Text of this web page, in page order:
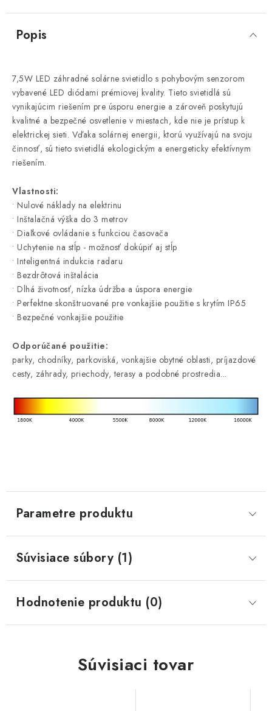
Popis
7,5W LED záhradné solárne svietidlo s pohybovým senzorom
vybavené LED diódami prémiovej kvality. Tieto svietidlá sú
vynikajúcim riešením pre úsporu energie a zároveň poskytujú
kvalitné a bezpečné osvetlenie v miestach, kde nie je prístup k
elektrickej sieti. Vďaka solárnej energii, ktorú využívajú na svoju
činnosť, sú tieto svietidlá ekologickým a energeticky efektívnym
riešením.
Vlastnosti:
• Nulové náklady na elektrinu
• Inštalačná výška do 3 metrov
• Diaľkové ovládanie s funkciou časovača
• Uchytenie na stĺp - možnosť dokúpiť aj stĺp
• Inteligentná indukcia radaru
• Bezdrôtová inštalácia
• Dlhá životnosť, nízka údržba a úspora energie
• Perfektne skonštruované pre vonkajšie použitie s krytím IP65
• Bezpečné vonkajšie použitie
Odporúčané použitie:
parky, chodníky, parkoviská, vonkajšie obytné oblasti, príjazdové
cesty, záhrady, priechody, terasy a podobné prostredia...
Parametre produktu
Súvisiace súbory (1)
Hodnotenie produktu (0)
Súvisiaci tovar